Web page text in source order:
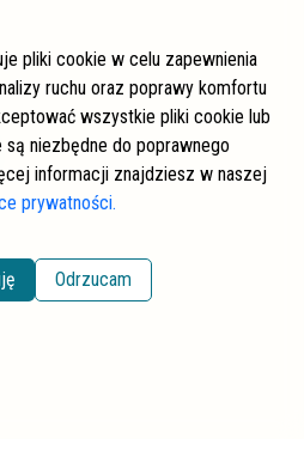
pliki cookie w celu zapewnienia
ruchu oraz poprawy komfortu
wszystkie pliki cookie lub
niezbędne do poprawnego
informacji znajdziesz w naszej
prywatności.
Odrzucam